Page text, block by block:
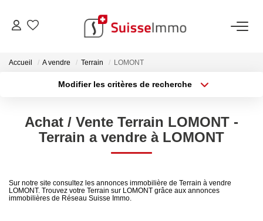
ACHETER
Découvrez Nos Biens À La Vente
Confiez-Nous La Recherche De Votre Bien À L'achat
VENDRE
Accueil A vendre Terrain LOMONT
Modifier les critères de recherche
Sélectionnez...
Type de bien
Surface min
Créer une alerte
Achat / Vente Terrain LOMONT -
Terrain a vendre à LOMONT
Sur notre site consultez les annonces immobilière de Terrain à vendre
LOMONT. Trouvez votre Terrain sur LOMONT grâce aux annonces
immobilières de Réseau Suisse Immo.